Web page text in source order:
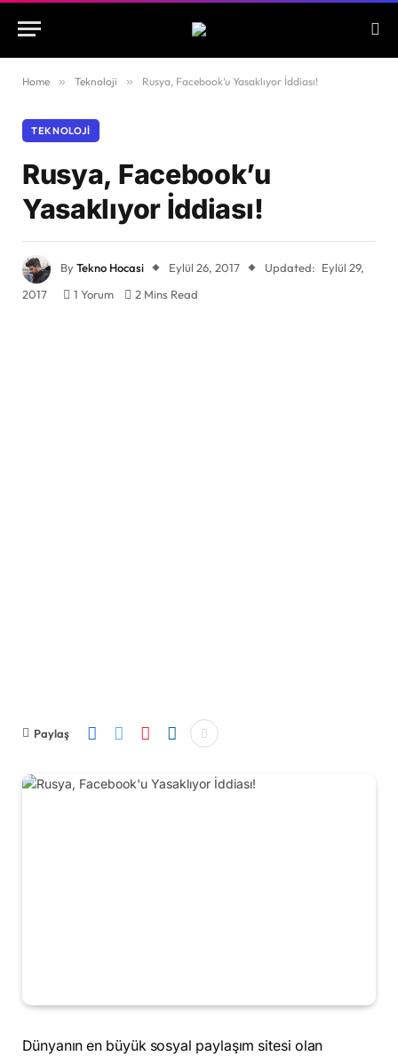
Home » Teknoloji » Rusya, Facebook’u Yasaklıyor İddiası!
TEKNOLOJI
Rusya, Facebook’u
Yasaklıyor İddiası!
ByTekno Hocasi Eylül 26, 2017 Updated: Eylül 29,
2017
1 Yorum 2 Mins Read
Paylaş
Dünyanın en büyük sosyal paylaşım sitesi olan